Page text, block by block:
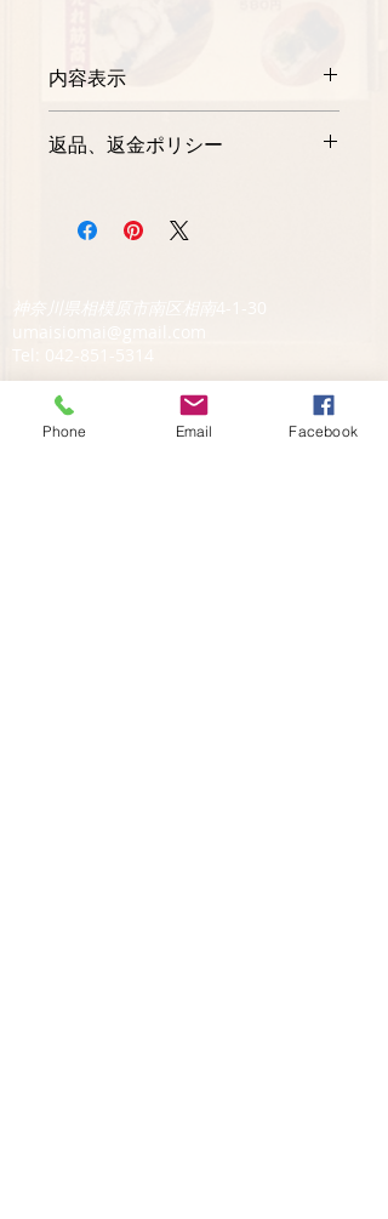
ずかに使用しており、控えめな香り。お
好みで加えていただき、より本格的な味
わいをお楽しみください。
内容表示
麦、大豆）、フライドエシャロット、
返品、返金ポリシー
を含めいかなる点においてもご満足い
ただけない場合は可能な限り迅速にご
神奈川県相模原市南区相南
4-1-30
Tel:
Phone Email Facebook